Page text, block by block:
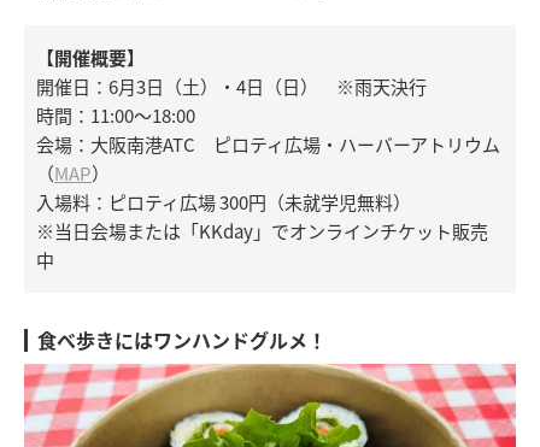
【開催概要】
開催日：6月3日（土）・4日（日） ※雨天決行
時間：11:00～18:00
会場：大阪南港ATC ピロティ広場・ハーバーアトリウム
（MAP）
入場料：ピロティ広場 300円（未就学児無料）
※当日会場または「KKday」でオンラインチケット販売
中
食べ歩きにはワンハンドグルメ！